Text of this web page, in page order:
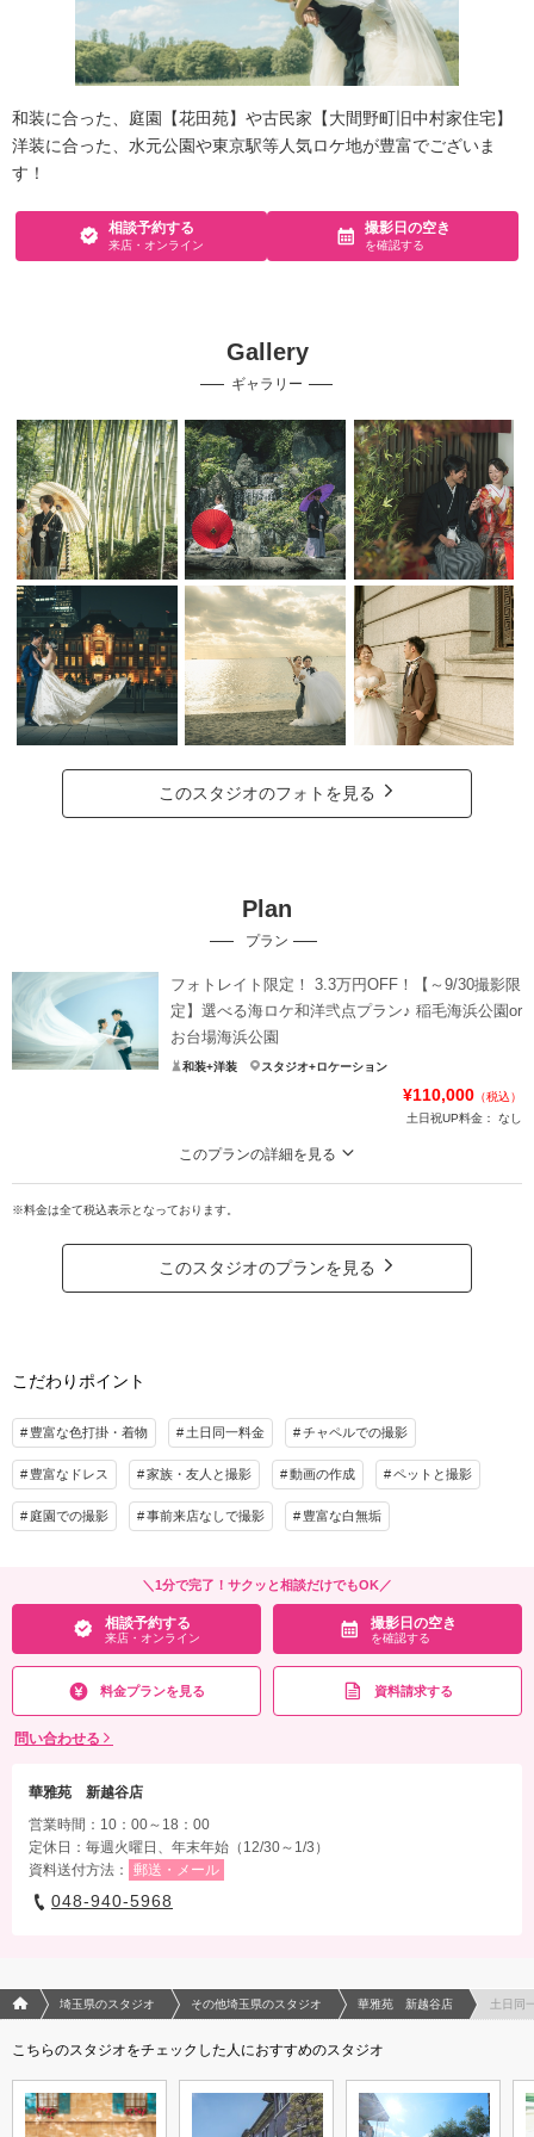
和装に合った、庭園【花田苑】や古民家【大間野町旧中村家住宅】
洋装に合った、水元公園や東京駅等人気ロケ地が豊富でございま
す！
相談予約する
来店・オンライン
撮影日の空き
を確認する
Gallery
ギャラリー
このスタジオのフォトを見る
Plan
プラン
フォトレイト限定！ 3.3万円OFF！【～9/30撮影限
定】選べる海ロケ和洋弐点プラン♪ 稲毛海浜公園or
お台場海浜公園
和装+洋装 スタジオ+ロケーション
¥110,000 （税込）
土日祝UP料金：
なし
このプランの詳細を見る
★210データ最短3～5営業日納品可能★肌着・足袋・草履・靴・ドレス用イン
ナー・撮影小物・ブーケ・髪飾り・アクセサリー無料貸出！
稲毛海浜公園 or お台場海浜公園
平日撮影の場合→ウェルカムボードプレゼント
プラン詳細
撮影料 新婦衣装2着 新郎衣装2着
着付け ヘアメイク
会食
家族と撮影 ペットと撮影
その他含むもの
撮影データ（トリミング・色味補正済み・5日以内に納品可能）・撮影場所までの移
動費用・ブーケ・撮影小物・髪飾り・美容同行・撮影アイテム（※持込OK）・肌
着・足袋等の衣裳小物
相談予約する
来店・オンライン
※料金は全て税込表示となっております。
このスタジオのプランを見る
こだわりポイント
豊富な色打掛・着物 土日同一料金 チャペルでの撮影
豊富なドレス 家族・友人と撮影 動画の作成 ペットと撮影
庭園での撮影 事前来店なしで撮影 豊富な白無垢
＼1分で完了！サクッと相談だけでもOK／
相談予約する
来店・オンライン
撮影日の空き
を確認する
料金プランを見る 資料請求する
問い合わせる
華雅苑 新越谷店
営業時間：10：00～18：00
定休日：毎週火曜日、年末年始（12/30～1/3）
資料送付方法：
郵送・メール
048-940-5968
フォトウエディング/結婚写真のPhotorait ホーム
埼玉県のスタジオ その他埼玉県のスタジオ 華雅苑 新越谷店 土日同
こちらのスタジオをチェックした人におすすめのスタジオ